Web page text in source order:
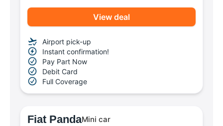
View deal
Airport pick-up
Instant confirmation!
Pay Part Now
Debit Card
Full Coverage
Fiat PandaMini car